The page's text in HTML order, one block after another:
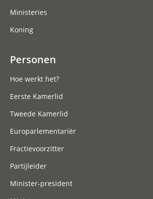
Ministeries
Koning
Personen
Hoe werkt het?
Eerste Kamerlid
Tweede Kamerlid
Europarlementariër
Fractievoorzitter
Partijleider
Minister-president